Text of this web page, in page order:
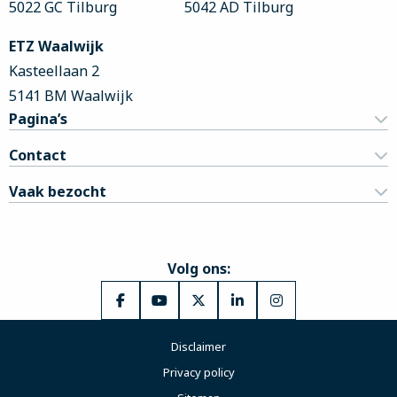
5022 GC Tilburg
5042 AD Tilburg
ETZ Waalwijk
Kasteellaan 2
5141 BM Waalwijk
Pagina’s
Contact
Vaak bezocht
Volg ons:
Ga
Facebook
Ga
YouTube
Ga
X
Ga
Ga
Disclaimer
Privacy policy